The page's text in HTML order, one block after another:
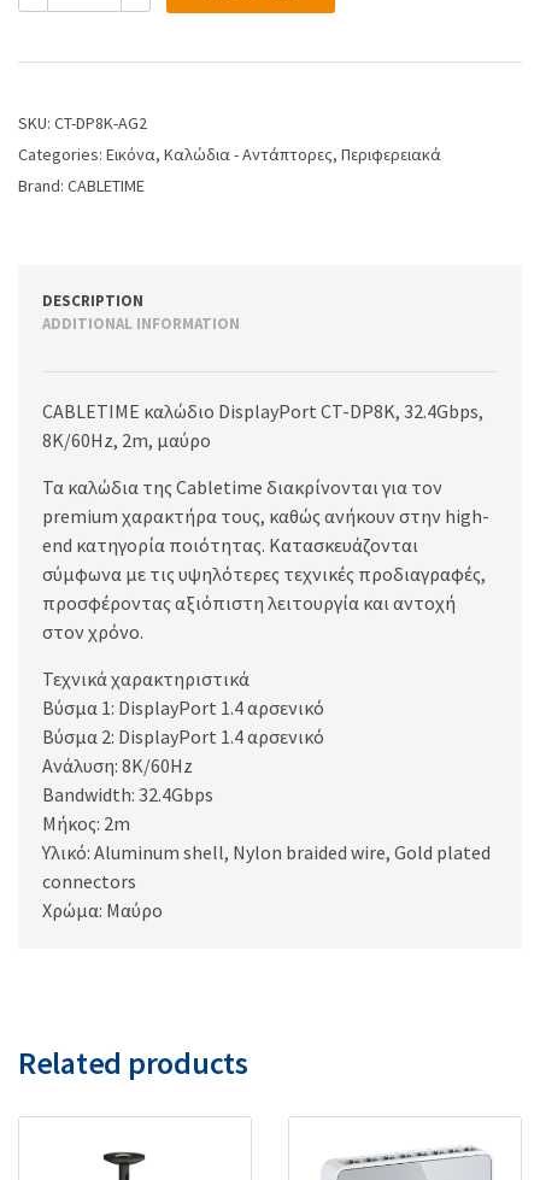
SKU: CT-DP8K-AG2
Categories: Εικόνα, Καλώδια - Αντάπτορες, Περιφερειακά
Brand: CABLETIME
DESCRIPTION
ADDITIONAL INFORMATION
CABLETIME καλώδιο DisplayPort CT-DP8K, 32.4Gbps,
8K/60Hz, 2m, μαύρο
Τα καλώδια της Cabletime διακρίνονται για τον
premium χαρακτήρα τους, καθώς ανήκουν στην high-
end κατηγορία ποιότητας. Κατασκευάζονται
σύμφωνα με τις υψηλότερες τεχνικές προδιαγραφές,
προσφέροντας αξιόπιστη λειτουργία και αντοχή
στον χρόνο.
Τεχνικά χαρακτηριστικά
Βύσμα 1: DisplayPort 1.4 αρσενικό
Βύσμα 2: DisplayPort 1.4 αρσενικό
Ανάλυση: 8K/60Hz
Bandwidth: 32.4Gbps
Μήκος: 2m
Υλικό: Aluminum shell, Nylon braided wire, Gold plated
connectors
Χρώμα: Μαύρο
Related products